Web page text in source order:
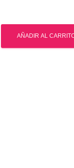
AÑADIR AL